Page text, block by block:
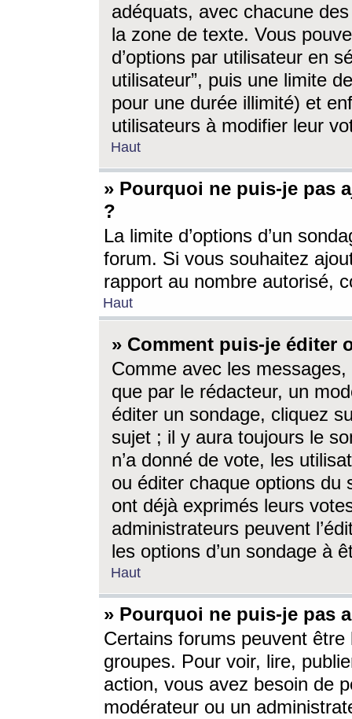
adéquats, avec chacune
la zone de texte. Vous
d’options par utilisateur en
utilisateur”, puis une limite
pour une durée illimité) et
utilisateurs à modifier leur
Haut
» Pourquoi ne puis-je pas
?
La limite d’options d’un
forum. Si vous souhaitez
rapport au nombre autorisé,
Haut
» Comment puis-je éditer
Comme avec les
que par le rédacteur, un
éditer un sondage, cliquez
sujet ; il y aura toujours le
n’a donné de vote, les
ou éditer chaque options du
ont déjà exprimés leurs
administrateurs peuvent
les options d’un sondage à
Haut
» Pourquoi ne puis-je pas
Certains forums peuvent être
groupes. Pour voir, lire,
action, vous avez besoin de
modérateur ou un